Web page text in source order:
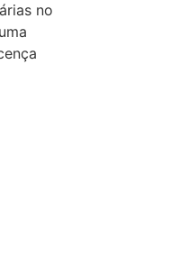
no